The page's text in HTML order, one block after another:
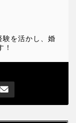
験を活かし、婚
！